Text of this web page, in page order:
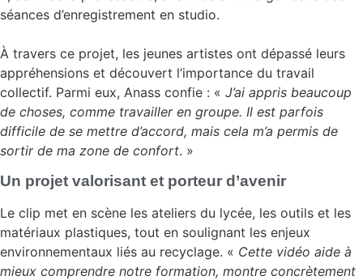
séances d’enregistrement en studio.
À travers ce projet, les jeunes artistes ont dépassé leurs
appréhensions et découvert l’importance du travail
collectif. Parmi eux, Anass confie : « J’ai appris beaucoup
de choses, comme travailler en groupe. Il est parfois
difficile de se mettre d’accord, mais cela m’a permis de
sortir de ma zone de confort. »
Un projet valorisant et porteur d’avenir
Le clip met en scène les ateliers du lycée, les outils et les
matériaux plastiques, tout en soulignant les enjeux
environnementaux liés au recyclage. « Cette vidéo aide à
mieux comprendre notre formation, montre concrètement